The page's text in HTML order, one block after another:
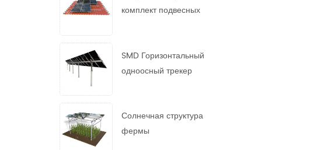
комплект подвесных
SMD Горизонтальный
одноосный трекер
Солнечная структура
фермы